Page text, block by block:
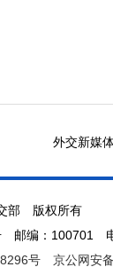
外交新媒
部 版权所有
邮编：100701
号 京公网安